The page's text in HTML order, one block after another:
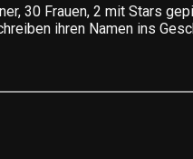
30 Frauen, 2 mit Stars
ihren Namen ins